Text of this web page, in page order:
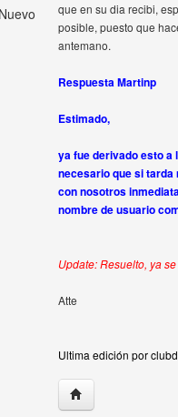
Ver perfil del usuario
Nuevo
que en su dia recibi,
posible, puesto que
antemano.
Respuesta Martinp
Estimado,
ya fue derivado esto a
necesario que si
con nosotros
nombre de usuario
Update: Resuelto, ya
Atte
Ultima edición por
Visitar sitio web